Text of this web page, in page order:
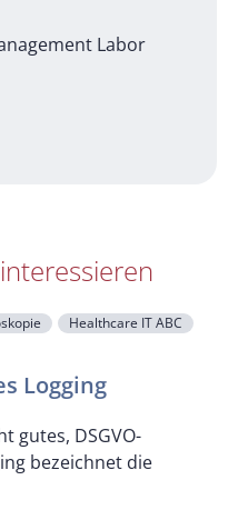
Labor
Healthcare IT ABC
Logging
gutes, DSGVO-
bezeichnet die